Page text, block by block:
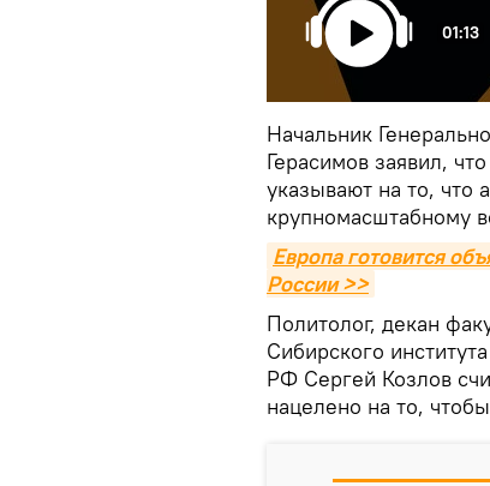
01:13
Начальник
Герасимов заявил,
указывают на то, что
крупномасштабному
Европа готовится
России >>
Политолог, декан
Сибирского
РФ Сергей Козлов
нацелено на то,